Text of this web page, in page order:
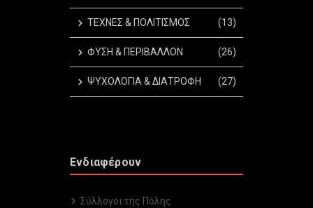
ΤΕΧΝΕΣ & ΠΟΛΙΤΙΣΜΟΣ (13)
ΦΥΣΗ & ΠΕΡΙΒΑΛΛΟΝ (26)
ΨΥΧΟΛΟΓΙΑ & ΔΙΑΤΡΟΦΗ (27)
Ενδιαφέρουν
Σύλλογοι της Πόλης